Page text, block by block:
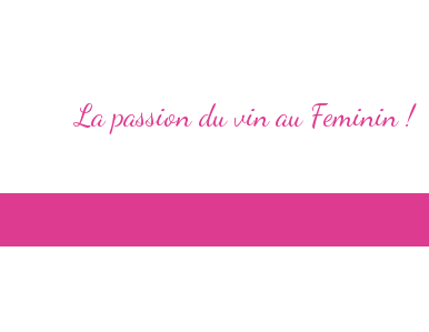
La passion du vin au Feminin !